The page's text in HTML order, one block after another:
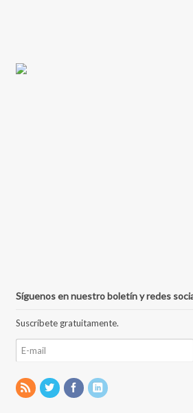
Síguenos en nuestro boletín y redes
Suscríbete gratuitamente.